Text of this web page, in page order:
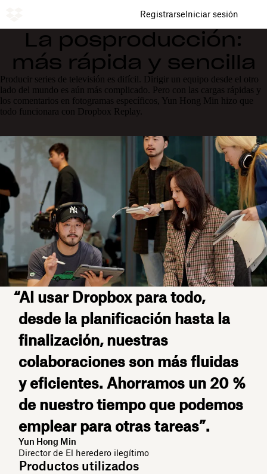
RegistrarseIniciar sesión
La posproducción:
más rápida y sencilla
Producir series de televisión es difícil. Dirigir un equipo desde el otro
lado del mundo es aún más complicado. Pero con las cargas rápidas y
los comentarios en fotogramas específicos, Yun Hong Min hizo que
todo funcionara con Dropbox Replay.
“Al usar Dropbox para todo,
desde la planificación hasta la
finalización, nuestras
colaboraciones son más fluidas
y eficientes. Ahorramos un 20 %
de nuestro tiempo que podemos
emplear para otras tareas”.
Yun Hong Min
Director de El heredero ilegítimo
Productos utilizados